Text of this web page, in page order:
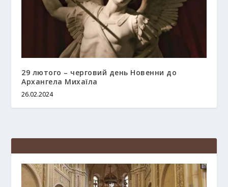
29 лютого – черговий день Новенни до
Архангела Михаїла
26.02.2024